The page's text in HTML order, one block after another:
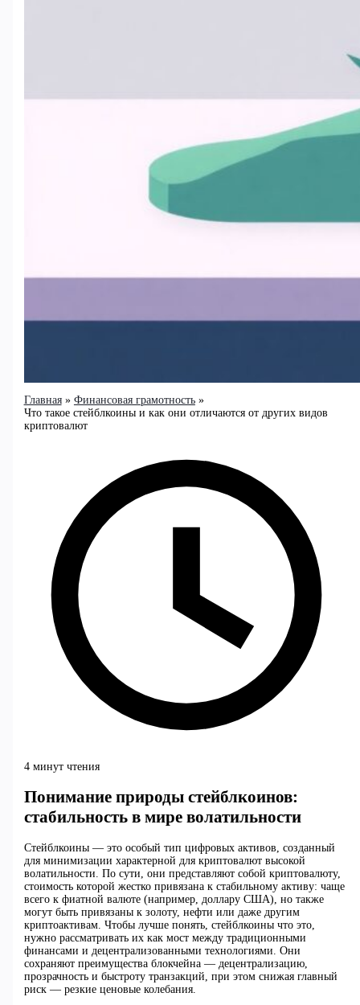
Главная
Финансовая грамотность
Что такое стейблкоины и как они отличаются от других видов
криптовалют
4 минут чтения
Понимание природы стейблкоинов:
стабильность в мире волатильности
Стейблкоины — это особый тип цифровых активов, созданный
для минимизации характерной для криптовалют высокой
волатильности. По сути, они представляют собой криптовалюту,
стоимость которой жестко привязана к стабильному активу: чаще
всего к фиатной валюте (например, доллару США), но также
могут быть привязаны к золоту, нефти или даже другим
криптоактивам. Чтобы лучше понять, стейблкоины что это,
нужно рассматривать их как мост между традиционными
финансами и децентрализованными технологиями. Они
сохраняют преимущества блокчейна — децентрализацию,
прозрачность и быстроту транзакций, при этом снижая главный
риск — резкие ценовые колебания.